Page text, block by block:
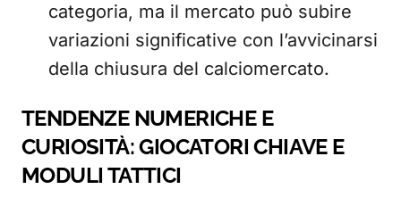
categoria, ma il mercato può subire
variazioni significative con l’avvicinarsi
della chiusura del calciomercato.
TENDENZE NUMERICHE E
CURIOSITÀ: GIOCATORI CHIAVE E
MODULI TATTICI